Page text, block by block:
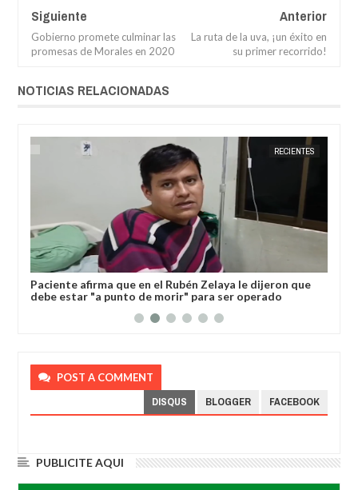
Siguiente
Gobierno promete culminar las
promesas de Morales en 2020
Anterior
La ruta de la uva, ¡un éxito en
su primer recorrido!
NOTICIAS RELACIONADAS
RECIENTES
Paciente afirma que en el Rubén Zelaya le dijeron que
debe estar "a punto de morir" para ser operado
POST A COMMENT
DISQUS BLOGGER FACEBOOK
PUBLICITE AQUI